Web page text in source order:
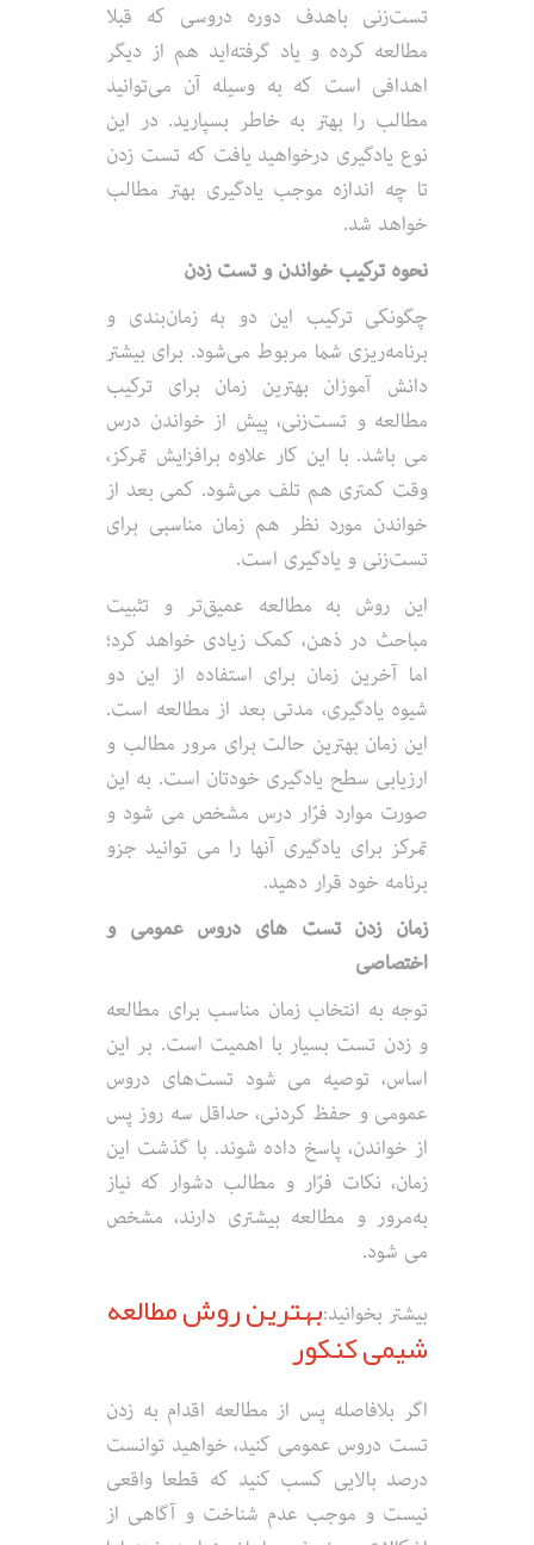
تست‌زنی باهدف دوره دروسی که قبلا
مطالعه کرده و یاد گرفته‌اید هم از دیگر
اهدافی است که به‌ وسیله آن می‌توانید
مطالب را بهتر به خاطر بسپارید. در این
نوع یادگیری درخواهید یافت که تست زدن
تا چه اندازه موجب یادگیری بهتر مطالب
خواهد شد.
نحوه ترکیب خواندن و تست‌ زدن
چگونکی ترکیب این دو به زمان‌بندی و
برنامه‌ریزی شما مربوط می‌شود. برای بیشتر
دانش آموزان بهترین زمان برای ترکیب
مطالعه و تست‌زنی، پیش از خواندن درس
می باشد. با این کار علاوه برافزایش تمرکز،
وقت کمتری هم تلف می‌شود. کمی بعد از
خواندن مورد نظر هم زمان مناسبی برای
تست‌زنی و یادگیری است.
این روش به مطالعه عمیق‌تر و تثبیت
مباحث در ذهن، کمک زیادی خواهد کرد؛
اما آخرین زمان برای استفاده از این دو
شیوه یادگیری، مدتی بعد از مطالعه است.
این زمان بهترین حالت برای مرور مطالب و
ارزیابی سطح یادگیری خودتان است. به این
صورت موارد فرّار درس مشخص می شود و
تمرکز برای یادگیری آنها را می توانید جزو
برنامه خود قرار دهید.
زمان زدن تست های دروس عمومی و
اختصاصی
توجه به انتخاب زمان مناسب برای مطالعه
و زدن تست بسیار با اهمیت است. بر این
اساس، توصیه می شود تست‌های دروس
عمومی و حفظ کردنی، حداقل سه روز پس
از خواندن، پاسخ داده شوند. با گذشت این
زمان، نکات فرّار و مطالب دشوار که نیاز
به‌مرور و مطالعه بیشتری دارند، مشخص
می شود.
بیشتر بخوانید:بهترین روش مطالعه
شیمی کنکور
اگر بلافاصله پس از مطالعه اقدام به زدن
تست دروس عمومی کنید، خواهید توانست
درصد بالایی کسب ‌کنید که قطعا واقعی
نیست و موجب عدم شناخت و آگاهی از